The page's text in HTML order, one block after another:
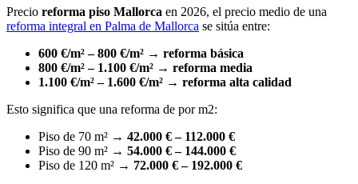
Precio reforma piso Mallorca en 2026, el precio medio de una
reforma integral en Palma de Mallorca se sitúa entre:
600 €/m² – 800 €/m² → reforma básica
800 €/m² – 1.100 €/m² → reforma media
1.100 €/m² – 1.600 €/m² → reforma alta calidad
Esto significa que una reforma de por m2:
Piso de 70 m² → 42.000 € – 112.000 €
Piso de 90 m² → 54.000 € – 144.000 €
Piso de 120 m² → 72.000 € – 192.000 €